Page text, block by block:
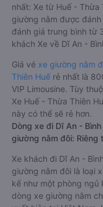
nhất: Xe từ Huế - Thừa
giường nằm được
đánh giá trung bình từ
khách Xe về Dĩ An -
Giá vé xe giường nằm
Thiên Huế rẻ nhất là
VIP Limousine. Tùy
Xe Huế - Thừa Thiên
này có thể sẽ rẻ hơn.
Dòng xe đi Dĩ An -
giường nằm đôi: Riêng
Xe khách đi Dĩ An -
giường nằm đôi là loại
kế như một phòng ngủ
dòng xe giường nằm